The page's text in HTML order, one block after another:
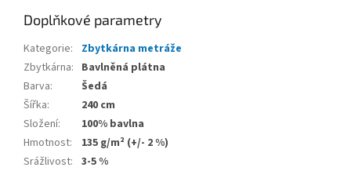
Doplňkové parametry
Kategorie:
Zbytkárna metráže
Zbytkárna: Bavlněná plátna
Barva:
Šedá
Šířka:
240 cm
Složení:
100% bavlna
Hmotnost:
135 g/m² (+/- 2 %)
Srážlivost: 3-5 %